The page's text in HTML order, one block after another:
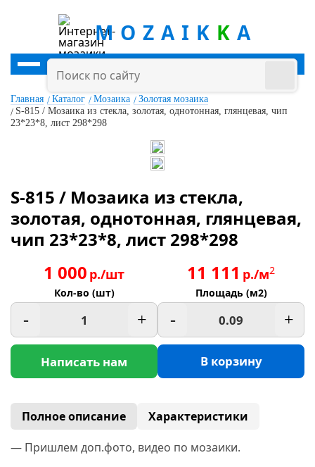
MOZAIK K A
Главная Каталог Мозаика
Золотая мозаика
S-815 / Мозаика из стекла, золотая, однотонная, глянцевая, чип
23*23*8, лист 298*298
S-815 / Мозаика из стекла,
золотая, однотонная, глянцевая,
чип 23*23*8, лист 298*298
1 000 р./шт
Кол-во (шт)
- +
Написать нам
11 111 р./м2
Площадь (м2)
- +
В корзину
Полное описание
Характеристики
— Пришлем доп.фото, видео по мозаики.